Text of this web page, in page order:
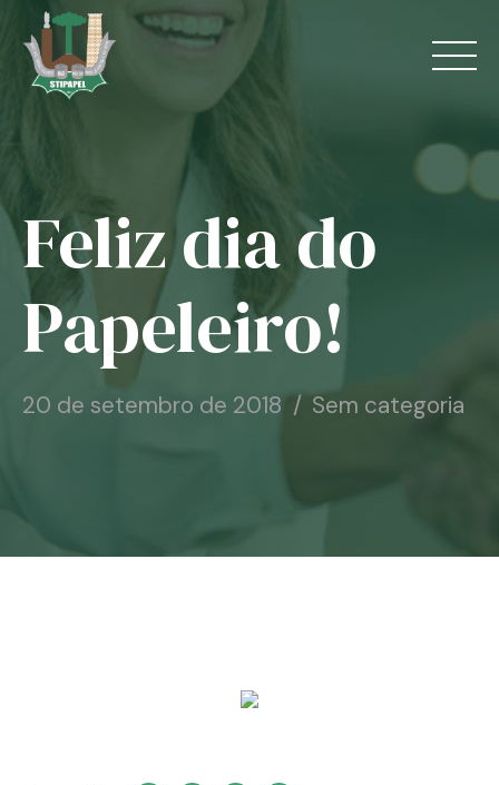
content
Home
O Sindicato
Jurídico
Convênios
Feliz dia do
Papeleiro!
20 de setembro de 2018 Sem categoria